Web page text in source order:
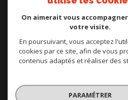
Nous suivre
On aimerait vous
votre visite.
En poursuivant, vous acceptez
cookies par ce site, afin de vous
contenus adaptés et réaliser des
PARAMÉTRER